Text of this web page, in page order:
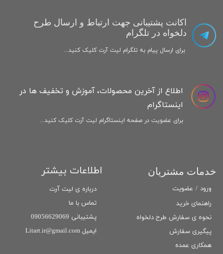
راهنمای خرید
نحوه ی سفارش طرح دلخواه
پیگیری سفارش
همکاری عمده
خدمات مشتریان
اکانت پشتیبانی جهت ارتباط و ارسال طرح
دلخواه در تلگرام
برای ارسال پیام به تلگرام لیت آرت کلیک کنید...
اطلاعات بیشتر
درباره ی لیت آرت
تماس با ما
پشتیبانی 09056629069
ایمیل Litart.ir@gmail.com
اطلاع از آخرین محصولات، آموزش و تخفیف ها در
اینستاگرام
برای عضویت در صفحه اینستاگرام لیت آرت کلیک کنید...
ورود / عضویت